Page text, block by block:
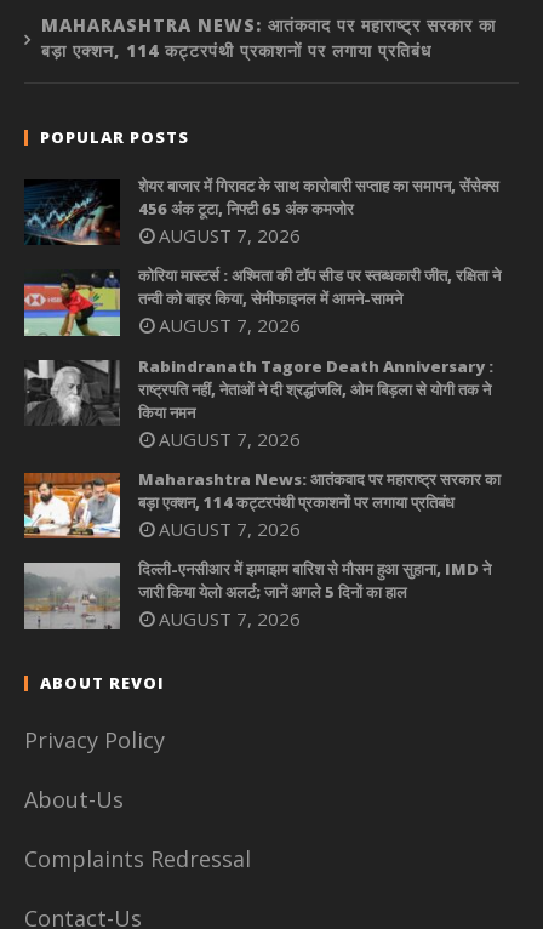
MAHARASHTRA NEWS: आतंकवाद पर महाराष्ट्र सरकार का
बड़ा एक्शन, 114 कट्टरपंथी प्रकाशनों पर लगाया प्रतिबंध
POPULAR POSTS
शेयर बाजार में गिरावट के साथ कारोबारी सप्ताह का समापन, सेंसेक्स
456 अंक टूटा, निफ्टी 65 अंक कमजोर
AUGUST 7, 2026
कोरिया मास्टर्स : अश्मिता की टॉप सीड पर स्तब्धकारी जीत, रक्षिता ने
तन्वी को बाहर किया, सेमीफाइनल में आमने-सामने
AUGUST 7, 2026
Rabindranath Tagore Death Anniversary :
राष्ट्रपति नहीं, नेताओं ने दी श्रद्धांजलि, ओम बिड़ला से योगी तक ने
किया नमन
AUGUST 7, 2026
Maharashtra News: आतंकवाद पर महाराष्ट्र सरकार का
बड़ा एक्शन, 114 कट्टरपंथी प्रकाशनों पर लगाया प्रतिबंध
AUGUST 7, 2026
दिल्ली-एनसीआर में झमाझम बारिश से मौसम हुआ सुहाना, IMD ने
जारी किया येलो अलर्ट; जानें अगले 5 दिनों का हाल
AUGUST 7, 2026
ABOUT REVOI
Privacy Policy
About-Us
Complaints Redressal
Contact-Us